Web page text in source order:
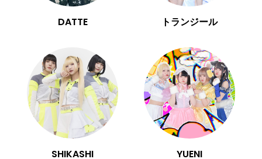
DATTE トランジール
SHIKASHI YUENI